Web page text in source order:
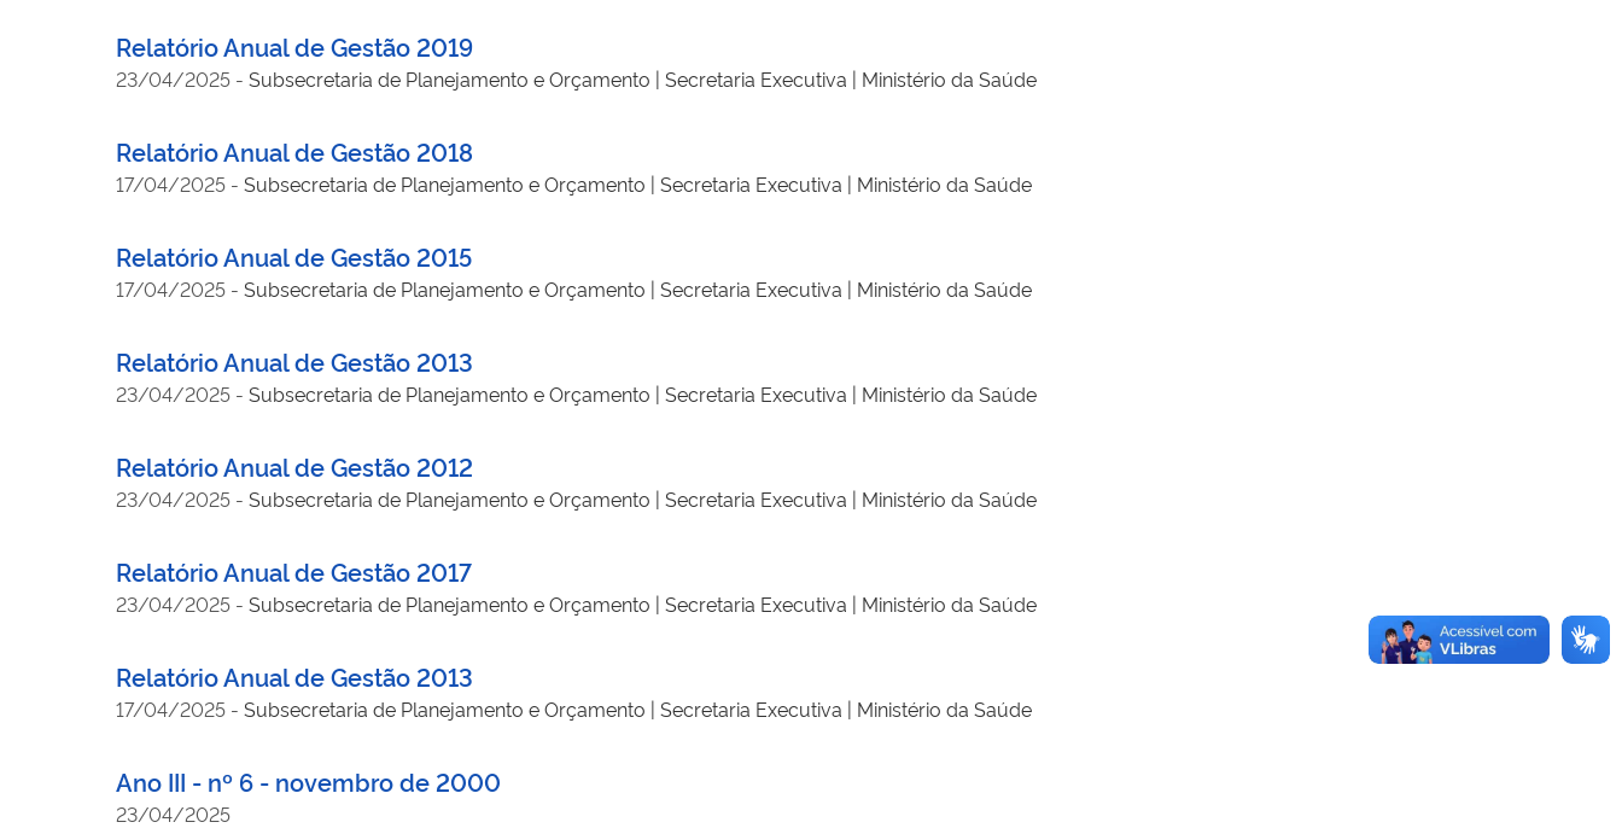
Relatório Anual de Gestão 2019
23/04/2025 - Subsecretaria de Planejamento e Orçamento | Secretaria Executiva | Ministério da Saúde
Relatório Anual de Gestão 2018
17/04/2025 - Subsecretaria de Planejamento e Orçamento | Secretaria Executiva | Ministério da Saúde
Relatório Anual de Gestão 2015
17/04/2025 - Subsecretaria de Planejamento e Orçamento | Secretaria Executiva | Ministério da Saúde
Relatório Anual de Gestão 2013
23/04/2025 - Subsecretaria de Planejamento e Orçamento | Secretaria Executiva | Ministério da Saúde
Relatório Anual de Gestão 2012
23/04/2025 - Subsecretaria de Planejamento e Orçamento | Secretaria Executiva | Ministério da Saúde
Relatório Anual de Gestão 2017
23/04/2025 - Subsecretaria de Planejamento e Orçamento | Secretaria Executiva | Ministério da Saúde
Relatório Anual de Gestão 2013
17/04/2025 - Subsecretaria de Planejamento e Orçamento | Secretaria Executiva | Ministério da Saúde
Ano III - nº 6 - novembro de 2000
23/04/2025